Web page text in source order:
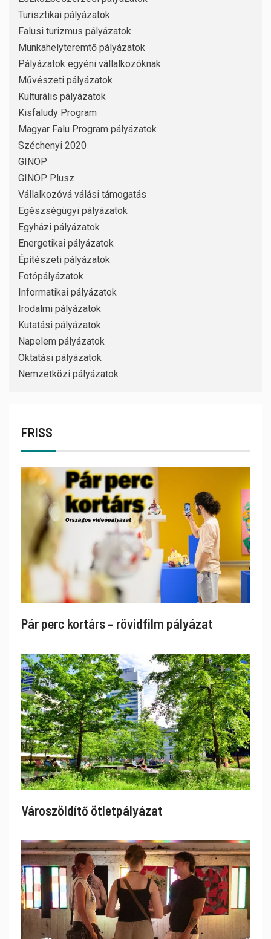
Turisztikai pályázatok
Falusi turizmus pályázatok
Munkahelyteremtő pályázatok
Pályázatok egyéni vállalkozóknak
Művészeti pályázatok
Kulturális pályázatok
Kisfaludy Program
Magyar Falu Program pályázatok
Széchenyi 2020
GINOP
GINOP Plusz
Vállalkozóvá válási támogatás
Egészségügyi pályázatok
Egyházi pályázatok
Energetikai pályázatok
Építészeti pályázatok
Fotópályázatok
Informatikai pályázatok
Irodalmi pályázatok
Kutatási pályázatok
Napelem pályázatok
Oktatási pályázatok
Nemzetközi pályázatok
FRISS
Pár perc kortárs – rövidfilm pályázat
Városzöldítő ötletpályázat